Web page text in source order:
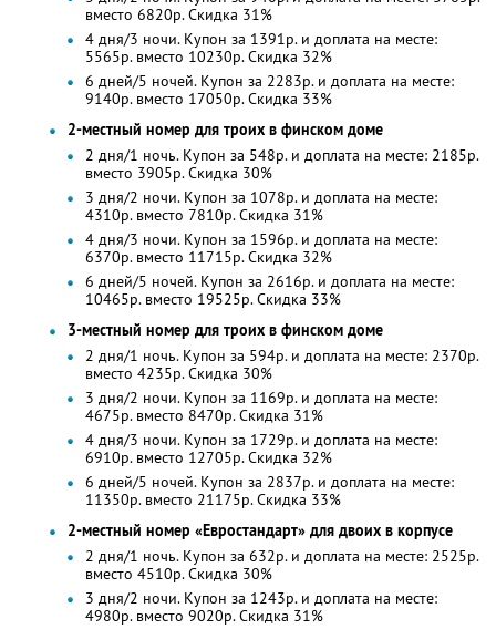
вместо 6820р.Скидка 31%
4 дня/3 ночи. Купон за 1391р. и доплата на месте:
5565р. вместо 10230р. Скидка 32%
6 дней/5 ночей. Купон за 2283р. и доплата на месте:
9140р. вместо 17050р. Скидка 33%
2-местный номер для троих в финском доме
2 дня/1 ночь. Купон за 548р. и доплата на месте: 2185р.
вместо 3905р.Скидка 30%
3 дня/2 ночи. Купон за 1078р. и доплата на месте:
4310р. вместо 7810р.Скидка 31%
4 дня/3 ночи. Купон за 1596р. и доплата на месте:
6370р. вместо 11715р. Скидка 32%
6 дней/5 ночей. Купон за 2616р. и доплата на месте:
10465р. вместо 19525р. Скидка 33%
3-местный номер для троих в финском доме
2 дня/1 ночь. Купон за 594р. и доплата на месте: 2370р.
вместо 4235р.Скидка 30%
3 дня/2 ночи. Купон за 1169р. и доплата на месте:
4675р. вместо 8470р.Скидка 31%
4 дня/3 ночи. Купон за 1729р. и доплата на месте:
6910р. вместо 12705р. Скидка 32%
6 дней/5 ночей. Купон за 2837р. и доплата на месте:
11350р. вместо 21175р. Скидка 33%
2-местный номер «Евростандарт» для двоих в корпусе
2 дня/1 ночь. Купон за 632р. и доплата на месте: 2525р.
вместо 4510р.Скидка 30%
3 дня/2 ночи. Купон за 1243р. и доплата на месте:
4980р. вместо 9020р.Скидка 31%